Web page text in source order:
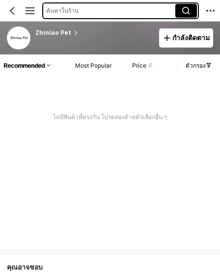
ค้นหาในร้าน
Zhiniao Pet
กำลังติดตาม
Recommended Most Popular Price ตัวกรอง
ไม่มีสินค้าที่ตรงกัน โปรดลองด้วยตัวเลือกอื่น ๆ
คุณอาจชอบ